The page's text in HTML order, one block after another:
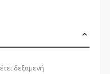
δεξαμενή